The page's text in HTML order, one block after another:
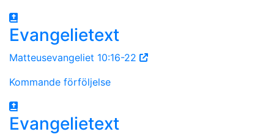
Evangelietext
Matteusevangeliet 10:16-22
Kommande förföljelse
Evangelietext